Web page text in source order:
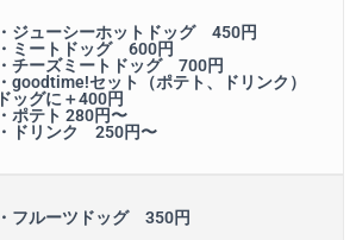
・ジューシーホットドッグ 450円
・ミートドッグ 600円
・チーズミートドッグ 700円
・goodtime!セット（ポテト、ドリンク）
ドッグに＋400円
・ポテト 280円〜
・ドリンク 250円〜
・フルーツドッグ 350円